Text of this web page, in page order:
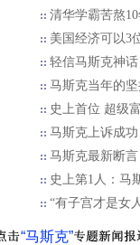
清华学霸苦熬
美国经济可以3
轻信马斯克神
马斯克当年的
史上首位 超级
马斯克上诉成
马斯克最新断
史上第1人：马
“有子宫才是女
“马斯克”